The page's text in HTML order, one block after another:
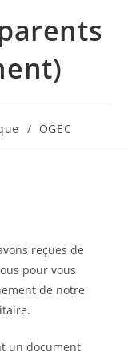
/ OGEC
reçues de
pour vous
de notre
un document